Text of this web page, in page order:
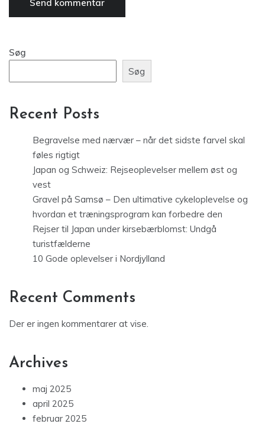
Søg
Søg
Recent Posts
Begravelse med nærvær – når det sidste farvel skal
føles rigtigt
Japan og Schweiz: Rejseoplevelser mellem øst og
vest
Gravel på Samsø – Den ultimative cykeloplevelse og
hvordan et træningsprogram kan forbedre den
Rejser til Japan under kirsebærblomst: Undgå
turistfælderne
10 Gode oplevelser i Nordjylland
Recent Comments
Der er ingen kommentarer at vise.
Archives
maj 2025
april 2025
februar 2025